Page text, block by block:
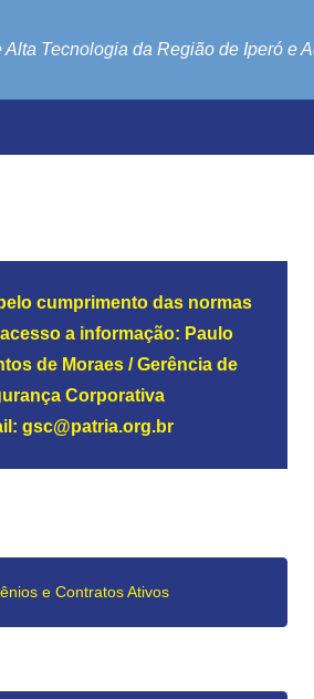
Tecnologia da Região de Iperó e
cumprimento das normas
a informação: Paulo
de Moraes / Gerência de
Corporativa
gsc@patria.org.br
e Contratos Ativos